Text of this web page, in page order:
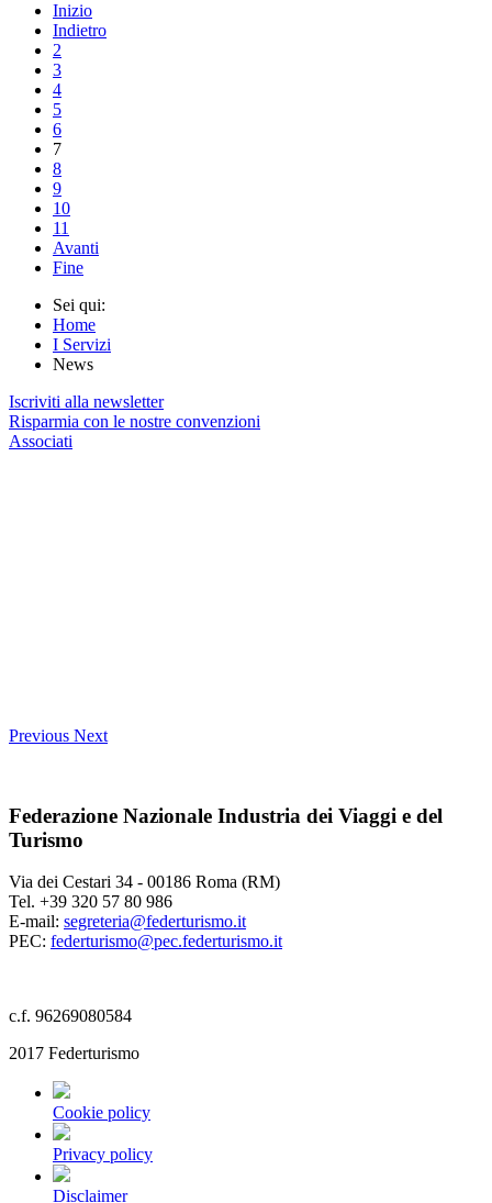
Inizio
Indietro
2
3
4
5
6
7
8
9
10
11
Avanti
Fine
Sei qui:
Home
I Servizi
News
Iscriviti alla newsletter
Risparmia con le nostre convenzioni
Associati
Previous Next
Federazione Nazionale Industria dei Viaggi e del
Turismo
Via dei Cestari 34 - 00186 Roma (RM)
Tel. +39 320 57 80 986
E-mail: segreteria@federturismo.it
PEC: federturismo@pec.federturismo.it
c.f. 96269080584
2017 Federturismo
Cookie policy
Privacy policy
Disclaimer